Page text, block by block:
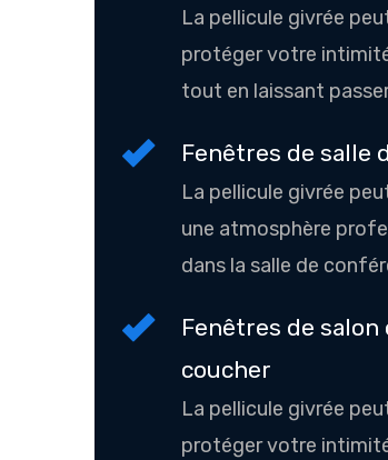
La pellicule givrée
protéger votre
tout en laissant
Fenêtres de salle
La pellicule givrée
une atmosphère
dans la salle de
Fenêtres de salon
coucher
La pellicule givrée
protéger votre